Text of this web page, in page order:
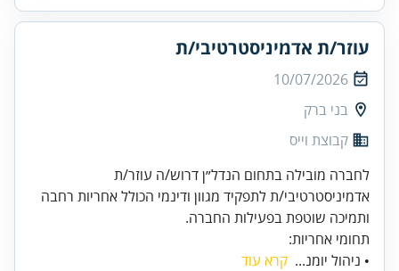
עוזר/ת אדמיניסטרטיבי/ת
10/07/2026
בני ברק
קבוצת וייס
לחברה מובילה בתחום הנדל״ן דרוש/ה עוזר/ת
אדמיניסטרטיבי/ת לתפקיד מגוון ודינמי הכולל אחריות רחבה
ותמיכה שוטפת בפעילות החברה.
תחומי אחריות:
• ניהול יומנ... קרא עוד